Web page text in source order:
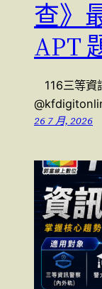
查》
APT
116三等資
26 7 月, 2026